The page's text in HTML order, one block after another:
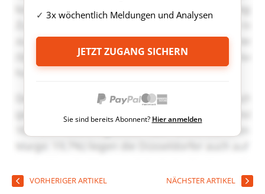
3x wöchentlich Meldungen und Analysen
JETZT ZUGANG SICHERN
Sie sind bereits Abonnent? Hier anmelden
VORHERIGER ARTIKEL NÄCHSTER ARTIKEL